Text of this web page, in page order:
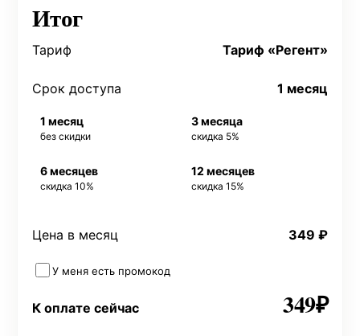
Итог
Тариф Тариф «Регент»
Срок доступа 1 месяц
1 месяц
без скидки
3 месяца
скидка 5%
6 месяцев
скидка 10%
12 месяцев
скидка 15%
Цена в месяц 349 ₽
У меня есть промокод
К оплате сейчас 349₽